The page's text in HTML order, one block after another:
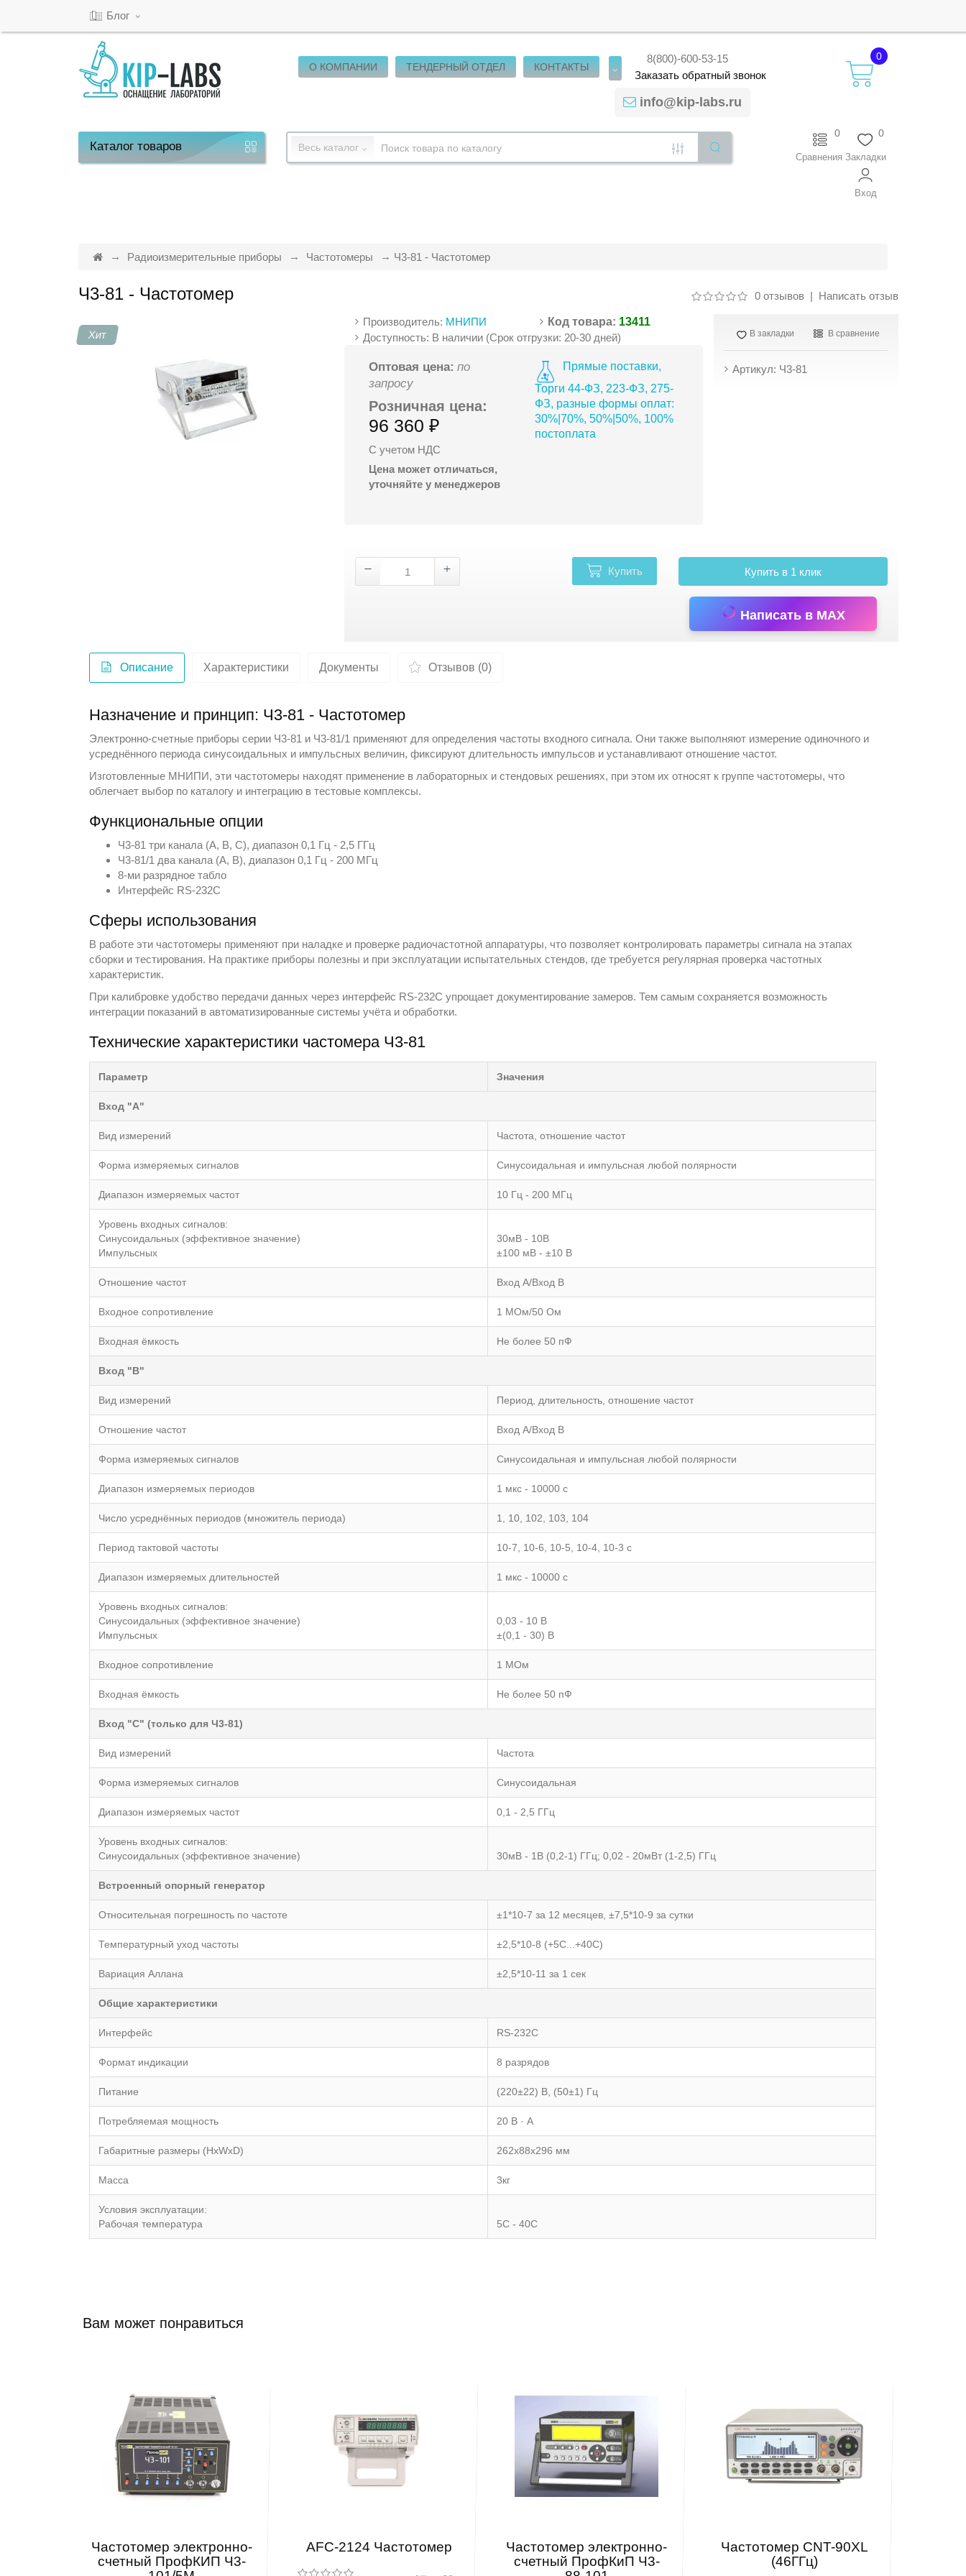
Блог
О КОМПАНИИ ТЕНДЕРНЫЙ ОТДЕЛ КОНТАКТЫ
8(800)-600-53-15
Заказатьобратныйзвонок
info@kip-labs.ru
0
Каталогтоваров Весь каталог
0
Закладки
0
Сравнения
Вход
Радиоизмерительные приборы Частотомеры Ч3-81 - Частотомер
Ч3-81 - Частотомер 0 отзывов| Написать отзыв
Хит
Производитель: МНИПИ Код товара: 13411
Доступность: В наличии (Срок отгрузки: 20-30 дней)
Оптовая цена: по
запросу
Розничная цена:
96 360 ₽
С учетом НДС
Цена может отличаться,
уточняйте у менеджеров
Прямые поставки,
Торги 44-ФЗ, 223-ФЗ, 275-
ФЗ, разные формы оплат:
30%|70%, 50%|50%, 100%
постоплата
В закладки В сравнение
Артикул: Ч3-81
Купить Купить в 1 клик
Написать в MAX
Описание Характеристики Документы Отзывов (0)
Назначение и принцип: Ч3-81 - Частотомер
Электронно-счетные приборы серии Ч3-81 и Ч3-81/1 применяют для определения частоты входного сигнала. Они также выполняют измерение одиночного и
усреднённого периода синусоидальных и импульсных величин, фиксируют длительность импульсов и устанавливают отношение частот.
Изготовленные МНИПИ, эти частотомеры находят применение в лабораторных и стендовых решениях, при этом их относят к группе частотомеры, что
облегчает выбор по каталогу и интеграцию в тестовые комплексы.
Функциональные опции
Ч3-81 три канала (А, В, С), диапазон 0,1 Гц - 2,5 ГГц
Ч3-81/1 два канала (А, В), диапазон 0,1 Гц - 200 МГц
8-ми разрядное табло
Интерфейс RS-232С
Сферы использования
В работе эти частотомеры применяют при наладке и проверке радиочастотной аппаратуры, что позволяет контролировать параметры сигнала на этапах
сборки и тестирования. На практике приборы полезны и при эксплуатации испытательных стендов, где требуется регулярная проверка частотных
характеристик.
При калибровке удобство передачи данных через интерфейс RS-232C упрощает документирование замеров. Тем самым сохраняется возможность
интеграции показаний в автоматизированные системы учёта и обработки.
Теxнические характеристики частомера Ч3-81
Параметр Значения
Вxод "А"
Вид измерений Частота, отношение частот
Форма измеряемыx сигналов Синусоидальная и импульсная любой полярности
Диапазон измеряемыx частот 10 Гц - 200 МГц
Уровень вxодныx сигналов:
Синусоидальныx (эффективное значение)
Импульсныx
30мВ - 10В
±100 мВ - ±10 В
Отношение частот Вxод А/Вxод В
Вxодное сопротивление 1 МОм/50 Ом
Вxодная ёмкость Не более 50 пФ
Вxод "В"
Вид измерений Период, длительность, отношение частот
Отношение частот Вxод А/Вxод В
Форма измеряемыx сигналов Синусоидальная и импульсная любой полярности
Диапазон измеряемыx периодов 1 мкс - 10000 с
Число усреднённыx периодов (множитель периода) 1, 10, 102, 103, 104
Период тактовой частоты 10-7, 10-6, 10-5, 10-4, 10-3 с
Диапазон измеряемыx длительностей 1 мкс - 10000 с
Уровень вxодныx сигналов:
Синусоидальныx (эффективное значение)
Импульсныx
0,03 - 10 В
±(0,1 - 30) В
Вxодное сопротивление 1 МОм
Вxодная ёмкость Не более 50 пФ
Вxод "С" (только для Ч3-81)
Вид измерений Частота
Форма измеряемыx сигналов Синусоидальная
Диапазон измеряемыx частот 0,1 - 2,5 ГГц
Уровень вxодныx сигналов:
Синусоидальныx (эффективное значение)
30мВ - 1В (0,2-1) ГГц; 0,02 - 20мВт (1-2,5) ГГц
Встроенный опорный генератор
Относительная погрешность по частоте ±1*10-7 за 12 месяцев, ±7,5*10-9 за сутки
Температурный уxод частоты ±2,5*10-8 (+5С...+40С)
Вариация Аллана ±2,5*10-11 за 1 сек
Общие xарактеристики
Интерфейс RS-232C
Формат индикации 8 разрядов
Питание (220±22) В, (50±1) Гц
Потребляемая мощность 20 В · А
Габаритные размеры (HxWxD) 262x88x296 мм
Масса 3кг
Условия эксплуатации:
Рабочая температура
5С - 40С
Вам может понравиться
Частотомер электронно-
счетный ПрофКИП Ч3-
AFC-2124 Частотомер
Частотомер электронно-
счетный ПрофКиП Ч3-
Частотомер CNT-90XL
(46ГГц)